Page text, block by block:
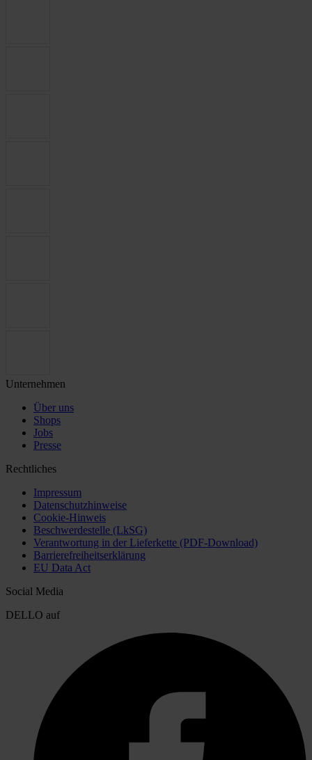
Unternehmen
Über uns
Shops
Jobs
Presse
Rechtliches
Impressum
Datenschutzhinweise
Cookie-Hinweis
Beschwerdestelle (LkSG)
Verantwortung in der Lieferkette (PDF-Download)
Barrierefreiheitserklärung
EU Data Act
Social Media
DELLO auf